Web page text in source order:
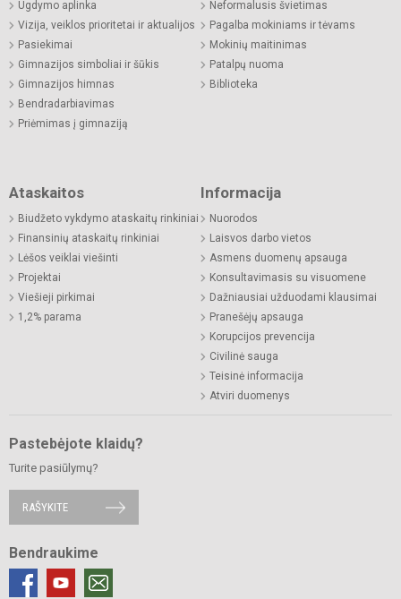
Ugdymo aplinka
Vizija, veiklos prioritetai ir aktualijos
Pasiekimai
Gimnazijos simboliai ir šūkis
Gimnazijos himnas
Bendradarbiavimas
Priėmimas į gimnaziją
Neformalusis švietimas
Pagalba mokiniams ir tėvams
Mokinių maitinimas
Patalpų nuoma
Biblioteka
Ataskaitos
Biudžeto vykdymo ataskaitų rinkiniai
Finansinių ataskaitų rinkiniai
Lėšos veiklai viešinti
Projektai
Viešieji pirkimai
1,2% parama
Informacija
Nuorodos
Laisvos darbo vietos
Asmens duomenų apsauga
Konsultavimasis su visuomene
Dažniausiai užduodami klausimai
Pranešėjų apsauga
Korupcijos prevencija
Civilinė sauga
Teisinė informacija
Atviri duomenys
Pastebėjote klaidų?
Turite pasiūlymų?
RAŠYKITE
Bendraukime